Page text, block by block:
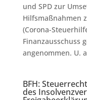
und SPD zur
Hilfsmaßnahmen
(Corona-
Finanzausschuss
angenommen. U.
BFH:
des